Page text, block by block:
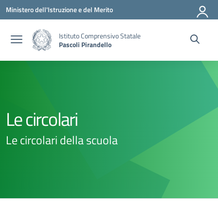
Vai ai contenuti
Vai al menu di navigazione
Vai al footer
Ministero dell'Istruzione e del Merito
Istituto Comprensivo Statale
Pascoli Pirandello
Le circolari
Le circolari della scuola